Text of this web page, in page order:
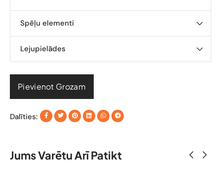
Spēļu elementi
Lejupielādes
Pievienot Grozam
Dalīties:
Jums Varētu Arī Patikt